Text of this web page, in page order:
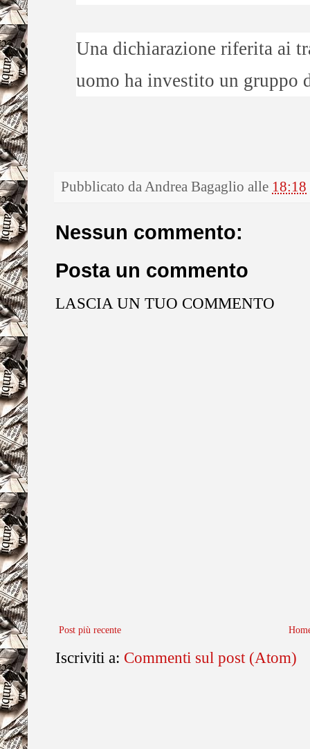
Una dichiarazione riferita ai
uomo ha investito un gruppo
Pubblicato daAndrea Bagaglio alle 18:18
Nessun commento:
Posta un commento
LASCIA UN TUO COMMENTO
Post più recente
Iscriviti a: Commenti sul post (Atom)